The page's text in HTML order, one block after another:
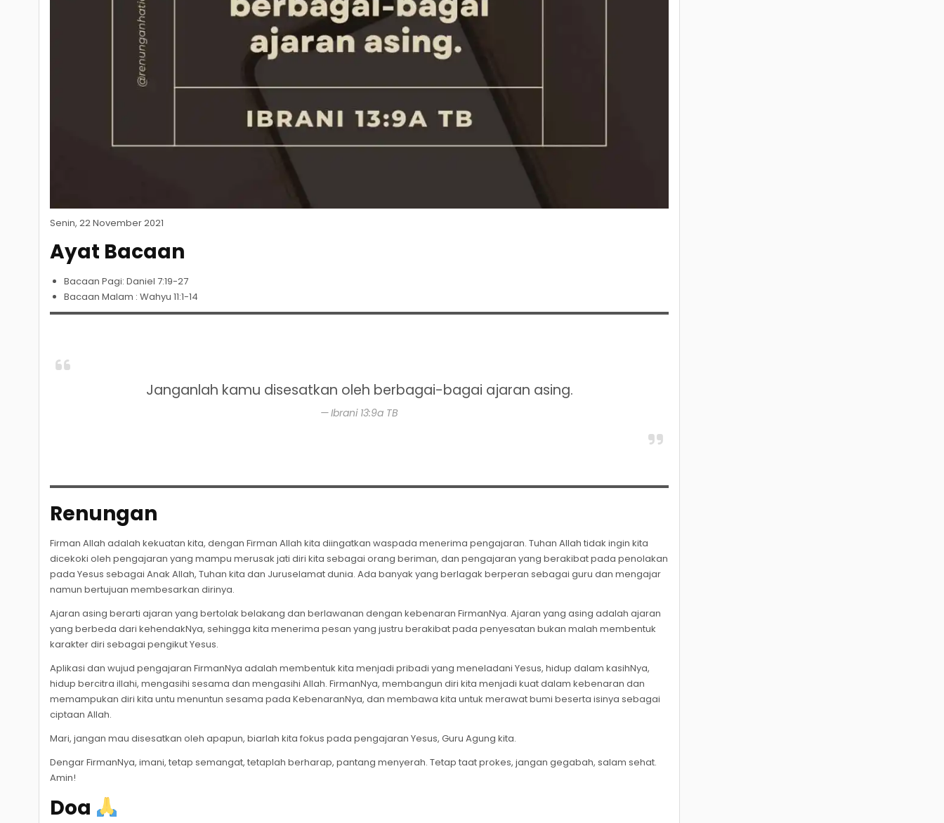
Senin, 22 November 2021
Ayat Bacaan
Bacaan Pagi: Daniel 7:19-27
Bacaan Malam : Wahyu 11:1-14
Janganlah kamu disesatkan oleh berbagai-bagai ajaran asing.
Ibrani 13:9a TB
Renungan
Firman Allah adalah kekuatan kita, dengan Firman Allah kita diingatkan waspada menerima pengajaran. Tuhan Allah tidak ingin kita
dicekoki oleh pengajaran yang mampu merusak jati diri kita sebagai orang beriman, dan pengajaran yang berakibat pada penolakan
pada Yesus sebagai Anak Allah, Tuhan kita dan Juruselamat dunia. Ada banyak yang berlagak berperan sebagai guru dan mengajar
namun bertujuan membesarkan dirinya.
Ajaran asing berarti ajaran yang bertolak belakang dan berlawanan dengan kebenaran FirmanNya. Ajaran yang asing adalah ajaran
yang berbeda dari kehendakNya, sehingga kita menerima pesan yang justru berakibat pada penyesatan bukan malah membentuk
karakter diri sebagai pengikut Yesus.
Aplikasi dan wujud pengajaran FirmanNya adalah membentuk kita menjadi pribadi yang meneladani Yesus, hidup dalam kasihNya,
hidup bercitra illahi, mengasihi sesama dan mengasihi Allah. FirmanNya, membangun diri kita menjadi kuat dalam kebenaran dan
memampukan diri kita untu menuntun sesama pada KebenaranNya, dan membawa kita untuk merawat bumi beserta isinya sebagai
ciptaan Allah.
Mari, jangan mau disesatkan oleh apapun, biarlah kita fokus pada pengajaran Yesus, Guru Agung kita.
Dengar FirmanNya, imani, tetap semangat, tetaplah berharap, pantang menyerah. Tetap taat prokes, jangan gegabah, salam sehat.
Amin!
Doa